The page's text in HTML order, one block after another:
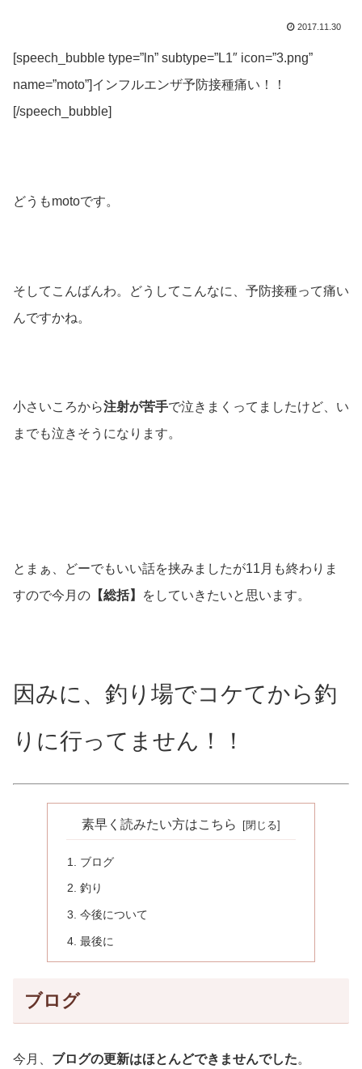
2017.11.30
[speech_bubble type=”ln” subtype=”L1″ icon=”3.png”
name=”moto”]インフルエンザ予防接種痛い！！
[/speech_bubble]
どうもmotoです。
そしてこんばんわ。どうしてこんなに、予防接種って痛い
んですかね。
小さいころから注射が苦手で泣きまくってましたけど、い
までも泣きそうになります。
とまぁ、どーでもいい話を挟みましたが11月も終わりま
すので今月の 【総括】 をしていきたいと思います。
因みに、釣り場でコケてから釣
りに行ってません！！
素早く読みたい方はこちら
ブログ
釣り
今後について
最後に
ブログ
今月、 ブログの更新はほとんどできませんでした。